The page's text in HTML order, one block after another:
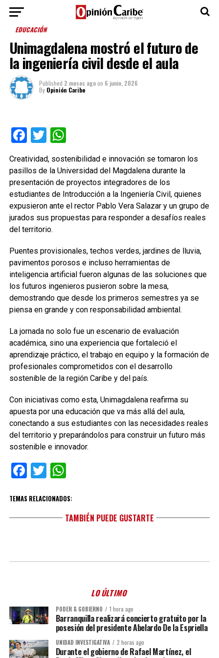
EDUCACIÓN
Unimagdalena mostró el futuro de
la ingeniería civil desde el aula
Published 2 meses agoon 6 junio, 2026
By Opinión Caribe
Facebook
TwitterWhatsApp
Creatividad, sostenibilidad e innovación se tomaron los
pasillos de la Universidad del Magdalena durante la
presentación de proyectos integradores de los
estudiantes de Introducción a la Ingeniería Civil, quienes
expusieron ante el rector Pablo Vera Salazar y un grupo de
jurados sus propuestas para responder a desafíos reales
del territorio.
Puentes provisionales, techos verdes, jardines de lluvia,
pavimentos porosos e incluso herramientas de
inteligencia artificial fueron algunas de las soluciones que
los futuros ingenieros pusieron sobre la mesa,
demostrando que desde los primeros semestres ya se
piensa en grande y con responsabilidad ambiental.
La jornada no solo fue un escenario de evaluación
académica, sino una experiencia que fortaleció el
aprendizaje práctico, el trabajo en equipo y la formación de
profesionales comprometidos con el desarrollo
sostenible de la región Caribe y del país.
Con iniciativas como esta, Unimagdalena reafirma su
apuesta por una educación que va más allá del aula,
conectando a sus estudiantes con las necesidades reales
del territorio y preparándolos para construir un futuro más
sostenible e innovador.
Facebook
TwitterWhatsApp
TEMAS RELACIONADOS:
TAMBIÉN PUEDE GUSTARTE
LO ÚLTIMO
PODER & GOBIERNO 1 hora ago
Barranquilla realizará concierto gratuito por la
posesión del presidente Abelardo De la Espriella
UNIDAD INVESTIGATIVA 2 horas ago
Durante el gobierno de Rafael Martínez, el